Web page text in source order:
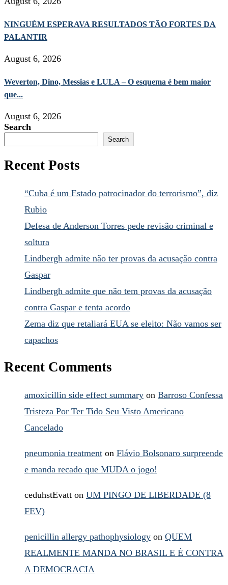
NINGUÉM ESPERAVA RESULTADOS TÃO FORTES DA
PALANTIR
August 6, 2026
Weverton, Dino, Messias e LULA – O esquema é bem maior
que...
August 6, 2026
Search
Search
Recent Posts
“Cuba é um Estado patrocinador do terrorismo”, diz
Rubio
Defesa de Anderson Torres pede revisão criminal e
soltura
Lindbergh admite não ter provas da acusação contra
Gaspar
Lindbergh admite que não tem provas da acusação
contra Gaspar e tenta acordo
Zema diz que retaliará EUA se eleito: Não vamos ser
capachos
Recent Comments
amoxicillin side effect summary on Barroso Confessa
Tristeza Por Ter Tido Seu Visto Americano
Cancelado
pneumonia treatment on Flávio Bolsonaro surpreende
e manda recado que MUDA o jogo!
ceduhstEvatt on UM PINGO DE LIBERDADE (8
FEV)
penicillin allergy pathophysiology on QUEM
REALMENTE MANDA NO BRASIL E É CONTRA
A DEMOCRACIA